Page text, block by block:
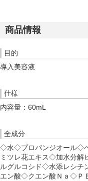
商品情報
目的
導入美容液
仕様
内容量：60mL
全成分
◇水◇プロパンジオール◇
ミツレ花エキス◇加水分解
ルグルコシド◇水添レシ
エン酸◇クエン酸Ｎａ◇Ｐ